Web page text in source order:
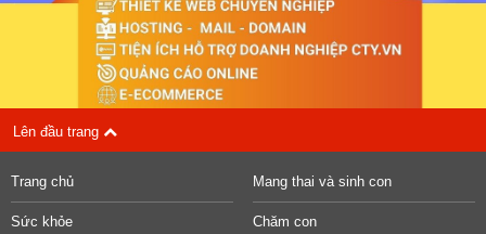
Lên đầu trang
Trang chủ
Sức khỏe
Mang thai và sinh con
Chăm con